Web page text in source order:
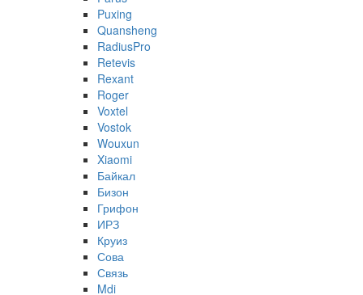
Puxing
Quansheng
RadiusPro
Retevis
Rexant
Roger
Voxtel
Vostok
Wouxun
Xiaomi
Байкал
Бизон
Грифон
ИРЗ
Круиз
Сова
Связь
Mdi